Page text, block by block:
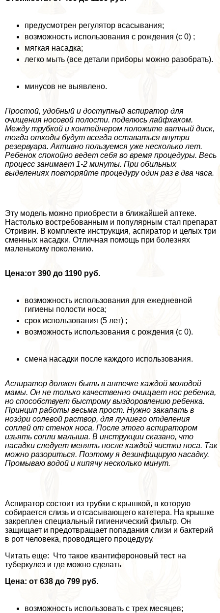
предусмотрен регулятор всасывания;
возможность использования с рождения (с 0) ;
мягкая насадка;
легко мыть (все детали приборы можно разобрать).
минусов не выявлено.
Простой, удобный и доступный аспиратор для
очищения носовой полости. поделюсь лайфхаком.
Между трубкой и контейнером положите ватный диск,
тогда отходы будут всегда оставаться внутри
резервуара. Активно пользуемся уже несколько лет.
Ребенок спокойно ведет себя во время процедуры. Весь
процесс занимает 1-2 минуты. При обильных
выделениях повторяйте процедуру один раз в два часа.
Эту модель можно приобрести в ближайшей аптеке.
Настолько востребованным и популярным стал препарат
Отривин. В комплекте инструкция, аспиратор и целых три
сменных насадки. Отличная помощь при болезнях
маленькому поколению.
Цена:от 390 до 1190 руб.
возможность использования для ежедневной
гигиены полости носа;
срок использования (5 лет) ;
возможность использования с рождения (с 0).
смена насадки после каждого использования.
Аспиратор должен быть в аптечке каждой молодой
мамы. Он не только качественно очищает нос ребенка,
но способствует быстрому выздоровлению ребенка.
Принцип работы весьма прост. Нужно закапать в
ноздри солевой раствор, для лучшего отделения
соплей от стенок носа. После этого аспиратором
изъять сопли малыша. В инструкции сказано, что
насадки следует менять после каждой чистки носа. Так
можно разориться. Поэтому я дезинфицирую насадку.
Промываю водой и кипячу несколько минут.
Аспиратор состоит из трубки с крышкой, в которую
собирается слизь и отсасывающего катетера. На крышке
закреплен специальный гигиенический фильтр. Он
защищает и предотвращает попадания слизи и бактерий
в рот человека, проводящего процедуру.
Читать еще: Что такое квантифероновый тест на
туберкулез и где можно сделать
Цена: от 638 до 799 руб.
возможность использовать с трех месяцев;